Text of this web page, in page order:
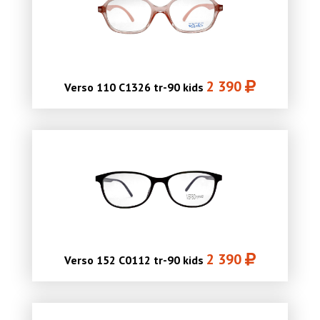
Verso 110 C1326 tr-90 kids 2 390
Verso 152 C0112 tr-90 kids 2 390